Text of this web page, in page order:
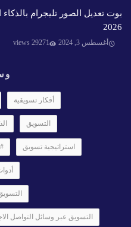
بوت تعديل الصور تليجرام
2026
أغسطس 3, 2024 29271 views
أفكار تسويقية
التسويق
استراتيجية تسويق
التسويق عبر وسائل التواصل